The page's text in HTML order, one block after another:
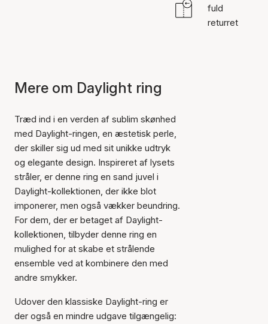
fuld
returret
Mere om Daylight ring
Træd ind i en verden af sublim skønhed
med Daylight-ringen, en æstetisk perle,
der skiller sig ud med sit unikke udtryk
og elegante design. Inspireret af lysets
stråler, er denne ring en sand juvel i
Daylight-kollektionen, der ikke blot
imponerer, men også vækker beundring.
For dem, der er betaget af Daylight-
kollektionen, tilbyder denne ring en
mulighed for at skabe et strålende
ensemble ved at kombinere den med
andre smykker.
Udover den klassiske Daylight-ring er
der også en mindre udgave tilgængelig: